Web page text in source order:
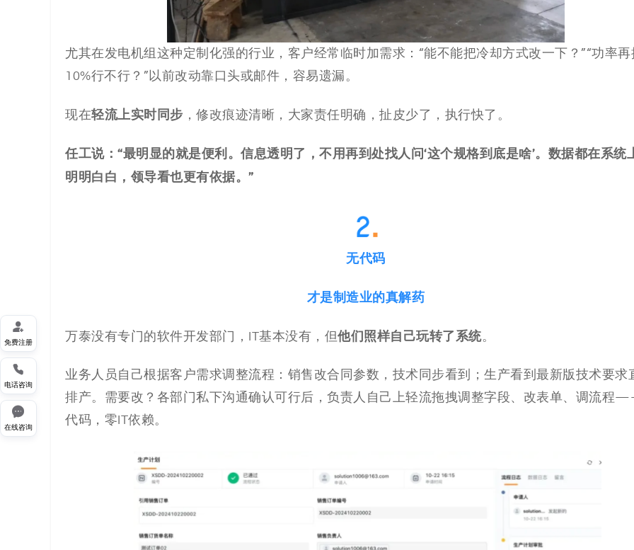
尤其在发电机组这种定制化强的行业，客户经常临时加需求：“能不能把冷却方式改一下？”“功率再
10%行不行？”以前改动靠口头或邮件，容易遗漏。
现在轻流上实时同步 ，修改痕迹清晰，大家责任明确，扯皮少了，执行快了。
任工说：“最明显的就是便利。信息透明了，不用再到处找人问‘这个规格到底是啥’。数据都在系统
明明白白，领导看也更有依据。”
无代码
才是制造业的真解药
万泰没有专门的软件开发部门，IT基本没有，但他们照样自己玩转了系统。
业务人员自己根据客户需求调整流程：销售改合同参数，技术同步看到；生产看到最新版技术要求
排产。需要改？各部门私下沟通确认可行后，负责人自己上轻流拖拽调整字段、改表单、调流程
代码，零IT依赖。

免费注册

电话咨询

在线咨询